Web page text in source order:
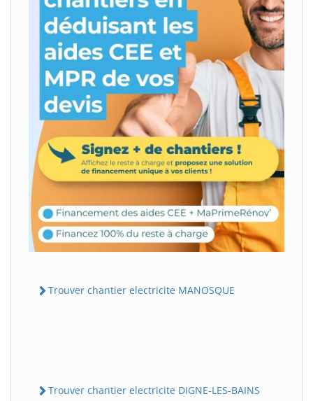
Trouver chantier electricite MANOSQUE
Trouver chantier electricite DIGNE-LES-BAINS